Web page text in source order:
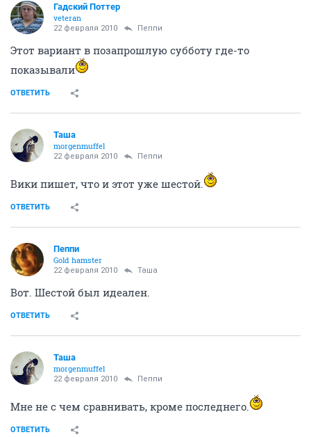
Гадский Поттер
veteran
22 февраля 2010 Пеппи
Этот вариант в позапрошлую субботу где-то
показывали
ОТВЕТИТЬ
Таша
morgenmuffel
22 февраля 2010 Пеппи
Вики пишет, что и этот уже шестой.
ОТВЕТИТЬ
Пеппи
Gold hamster
22 февраля 2010 Таша
Вот. Шестой был идеален.
ОТВЕТИТЬ
Таша
morgenmuffel
22 февраля 2010 Пеппи
Мне не с чем сравнивать, кроме последнего.
ОТВЕТИТЬ